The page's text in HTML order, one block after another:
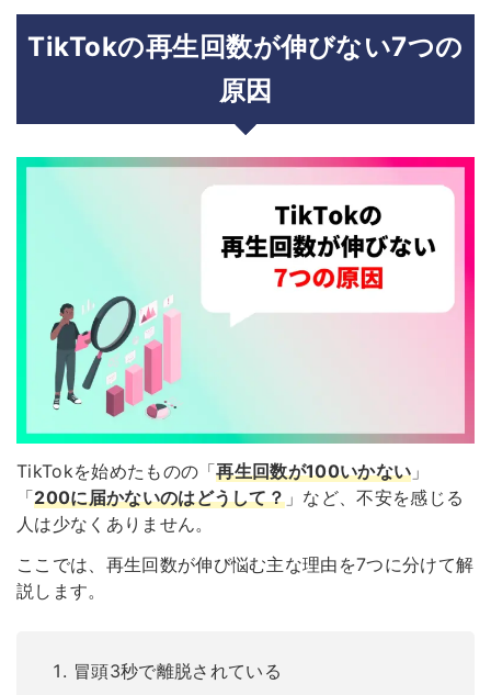
TikTokの再生回数が伸びない7つの
原因
TikTokを始めたものの「再生回数が100いかない 」
「200に届かないのはどうして？ 」など、不安を感じる
人は少なくありません。
ここでは、再生回数が伸び悩む主な理由を7つに分けて解
説します。
冒頭3秒で離脱されている